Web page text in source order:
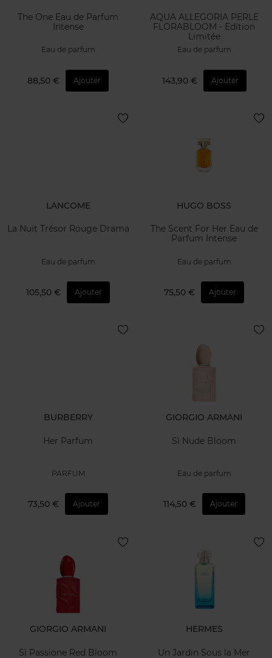
The One Eau de Parfum
Intense
Eau de parfum
88,50 € Ajouter
AQUA ALLEGORIA PERLE
FLORABLOOM - Edition
Limitée
Eau de parfum
143,90 € Ajouter
LANCOME
La Nuit Trésor Rouge Drama
Eau de parfum
105,50 € Ajouter
HUGO BOSS
The Scent For Her Eau de
Parfum Intense
Eau de parfum
75,50 € Ajouter
BURBERRY
Her Parfum
PARFUM
73,50 € Ajouter
GIORGIO ARMANI
Sì Nude Bloom
Eau de parfum
114,50 € Ajouter
GIORGIO ARMANI
Sì Passione Red Bloom
HERMES
Un Jardin Sous la Mer